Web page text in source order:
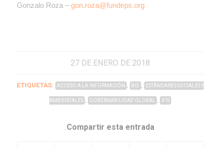
Gonzalo Roza –gon.roza@fundeps.org
27 DE ENERO DE 2018
ETIQUETAS: ACCESO A LA INFORMACIÓN , BID , ESTÁNDARES SOCIALES Y
AMBIENTALES , GOBERNABILIDAD GLOBAL , IFIS
Compartir esta entrada